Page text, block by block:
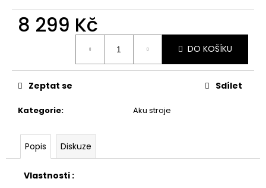
8 299 Kč
DO KOŠÍKU
Kategorie: Aku stroje
Zeptat se Sdílet
Popis Diskuze
Vlastnosti :
HUSQVARNA
AUTOMOWER
405V
990
Kč